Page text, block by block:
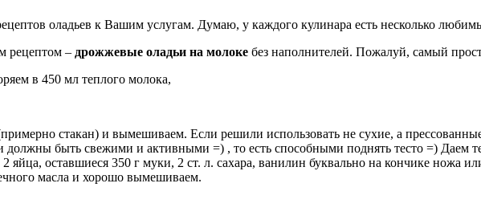
оладьев к Вашим услугам. Думаю, у каждого кулинара есть несколько
рецептом – дрожжевые оладьи на молоке без наполнителей. Пожалуй, самый
в 450 мл теплого молока,
стакан) и вымешиваем. Если решили использовать не сухие, а
быть свежими и активными =) , то есть способными поднять тесто =) Даем
яйца, оставшиеся 350 г муки, 2 ст. л. сахара, ванилин буквально на кончике ножа
масла и хорошо вымешиваем.